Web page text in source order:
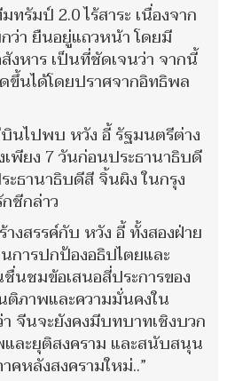
ทรัมป์ 2.0 ไร้สาระ เนื่องจาก
ว่า ยืนอยู่แถวหน้า โดยมี
งหาร เป็นที่ชัดเจนว่า จากนี้
ขึ้นได้โดยปราศจากอิทธิพล
นไปพบ หวัง อี้ รัฐมนตรีต่าง
พียง 7 วันก่อนประธานาธิบดี
ธานาธิบดีสี จิ้นผิง ในกรุง
ชีกล่าว
างสรรค์กับ หวัง อี้ ทั้งสองฝ่าย
การปกป้องอธิปไตยและ
นชมข้อเสนอสี่ประการของ
ติภาพและความมั่นคงใน
จีนจะยังคงมีบทบาทเชิงบวก
และยุติสงคราม และสนับสนุน
คหลังสงครามใหม่..”